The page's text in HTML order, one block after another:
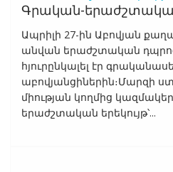
Գրական-երաժշտական
Ապրիլի 27-ին Աբովյան
անվան երաժշտական
հյուրընկալել էր
աբովյանցիներին։Մարզի
միության կողմից
երաժշտական երեկույթ՝...